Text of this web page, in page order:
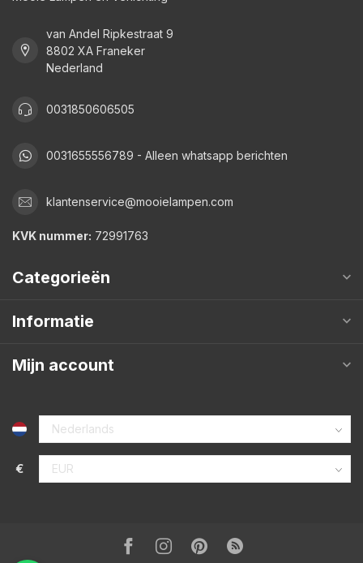
van Andel Ripkestraat 9
8802 XA Franeker
Nederland
0031850606505
0031655556789 - Alleen whatsapp berichten
klantenservice@mooielampen.com
KVK nummer: 72991763
Categorieën
Informatie
Mijn account
€